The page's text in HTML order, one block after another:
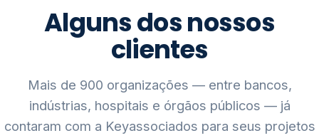
Alguns dos nossos
clientes
Mais de 900 organizações — entre bancos,
indústrias, hospitais e órgãos públicos — já
contaram com a Keyassociados para seus projetos